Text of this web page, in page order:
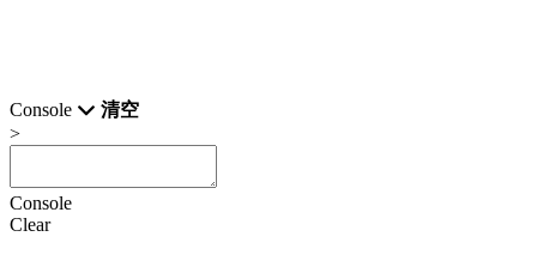
Console
清空
>
Console
Clear